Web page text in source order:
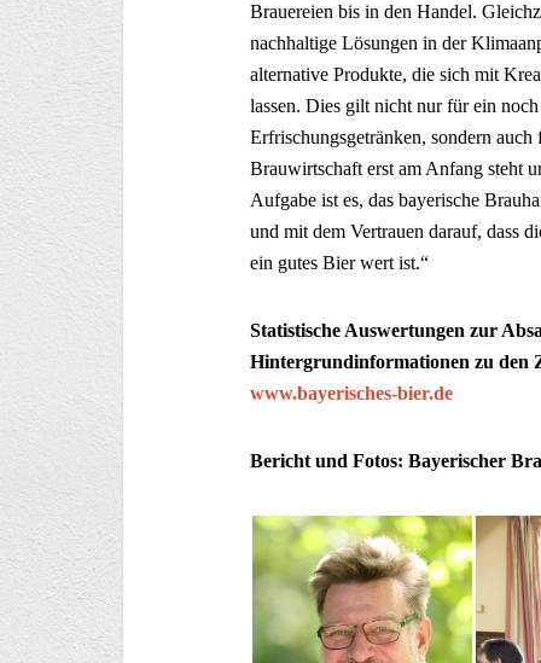
Brauereien bis in den Handel.
nachhaltige Lösungen in der
alternative Produkte, die sich mit
lassen. Dies gilt nicht nur für ein
Erfrischungsgetränken, sondern
Brauwirtschaft erst am Anfang steht
Aufgabe ist es, das bayerische
und mit dem Vertrauen darauf, dass
ein gutes Bier wert ist.“
Statistische Auswertungen zur
Hintergrundinformationen zu den
www.bayerisches-bier.de
Bericht und Fotos: Bayerischer